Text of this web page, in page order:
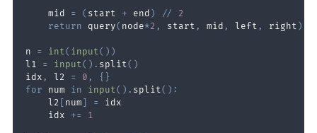
    mid
= ( start + end ) //
2
return query( node*2 , start , mid , left , right )
n = int( input( ) )
l1 = input( ) . split( )
idx , l2 = 0 , { }
for num in input( ) . split( ) :
    l2
[ num ] =
    idx
+= 1